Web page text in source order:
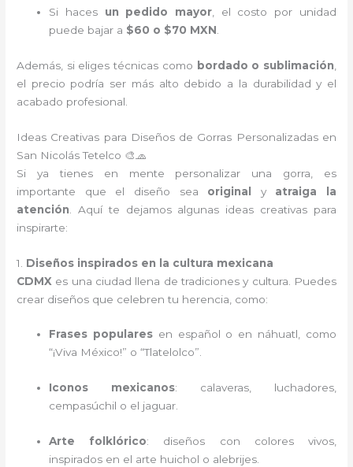
Si haces un pedido mayor , el costo por unidad
puede bajar a $60 o $70 MXN
Además, si eliges técnicas como bordado o sublimación
el precio podría ser más alto debido a la durabilidad y el
acabado profesional.
Ideas Creativas para Diseños de Gorras Personalizadas en
San Nicolás Tetelco 🎨🧢
Si ya tienes en mente personalizar una gorra, es
importante que el diseño sea original y atraiga la
atención . Aquí te dejamos algunas ideas creativas para
inspirarte:
1. Diseños inspirados en la cultura mexicana
CDMX es una ciudad llena de tradiciones y cultura. Puedes
crear diseños que celebren tu herencia, como:
Frases popularesen español o en náhuatl, como
“¡Viva México!” o “Tlatelolco”.
Iconos mexicanos: calaveras, luchadores,
cempasúchil o el jaguar.
Arte folklórico: diseños con colores vivos,
inspirados en el arte huichol o alebrijes.